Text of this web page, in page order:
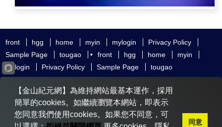
front hgg home myin mylogin
Privacy Policy
Sample Page
tougao • front hgg home
myin
mylogin
Privacy Policy Sample Page tougao
友好鏈接 追查國際 新唐人電視
神韻藝術團
大紀元時報
希望之聲 全球退黨服務中心 明慧網
無界網
【金山紀元網】為維持網站最基本運作，採用
簡單的cookies。如繼續瀏覽本網站，即表示
您同意我們使用cookies。如果您不同意，可
同意